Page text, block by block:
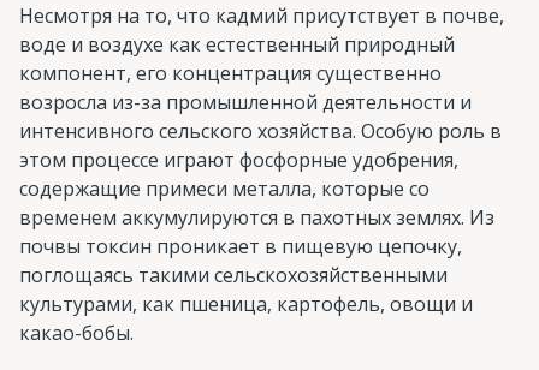
Несмотря на то, что кадмий присутствует в почве,
воде и воздухе как естественный природный
компонент, его концентрация существенно
возросла из-за промышленной деятельности и
интенсивного сельского хозяйства. Особую роль в
этом процессе играют фосфорные удобрения,
содержащие примеси металла, которые со
временем аккумулируются в пахотных землях. Из
почвы токсин проникает в пищевую цепочку,
поглощаясь такими сельскохозяйственными
культурами, как пшеница, картофель, овощи и
какао-бобы.